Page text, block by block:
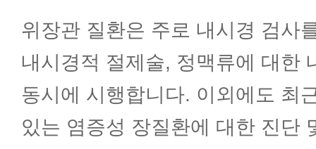
신장내과
신경과
위장관 질환은 주로 내시경 검사
내시경적 절제술, 정맥류에 대한
동시에 시행합니다. 이외에도 최
있는 염증성 장질환에 대한 진단